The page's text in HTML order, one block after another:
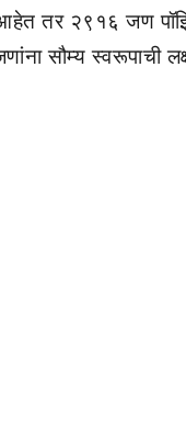
आहेत तर २९१६ जण
सौम्य स्वरूपाची